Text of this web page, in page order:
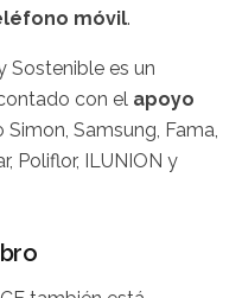
móvil.
Sostenible es un
con el apoyo
Simon, Samsung, Fama,
Poliflor, ILUNION y